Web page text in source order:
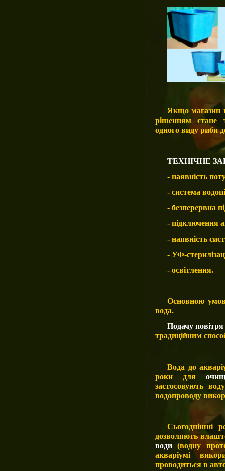
Якщо магазин
рішенням стане
одного виду риби
ТЕХНІЧНЕ
- наявність
- система
- безперервна
- підключення
- наявність
- УФ-
- освітлення.
Основною
вода.
Подачу повітря
традиційним
Вода до
роки для
застосовують
водопроводу
Сьогоднішні
дозволяють
води (водну
акваріумі
проводиться в